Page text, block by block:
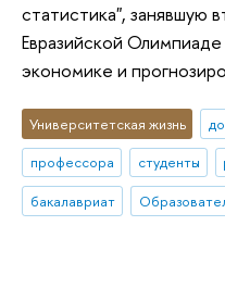
статистика", занявшую
Евразийской
экономике и
Университетская жизнь
профессора
студенты
бакалавриат